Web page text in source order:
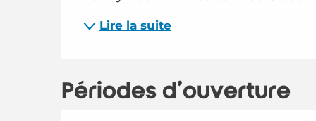
Lire la suite
Périodes d'ouverture